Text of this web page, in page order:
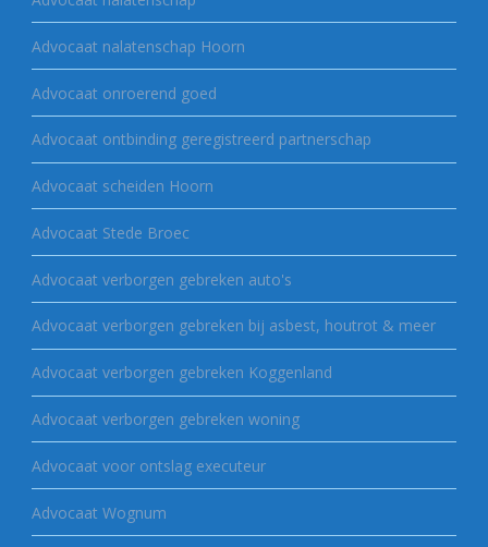
Advocaat nalatenschap Hoorn
Advocaat onroerend goed
Advocaat ontbinding geregistreerd partnerschap
Advocaat scheiden Hoorn
Advocaat Stede Broec
Advocaat verborgen gebreken auto's
Advocaat verborgen gebreken bij asbest, houtrot & meer
Advocaat verborgen gebreken Koggenland
Advocaat verborgen gebreken woning
Advocaat voor ontslag executeur
Advocaat Wognum